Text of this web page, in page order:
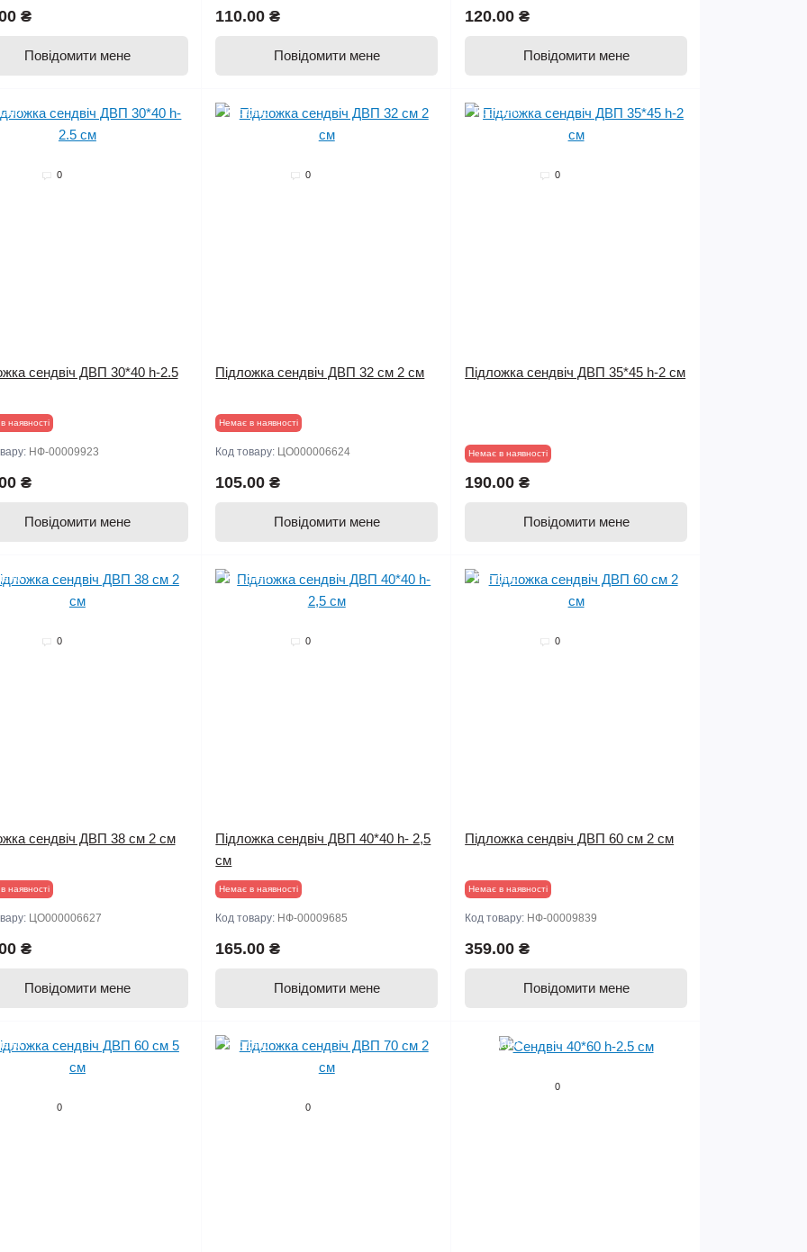
₴
Повідомити мене
110.00 ₴
Повідомити мене
120.00 ₴
Повідомити мене
0
сендвіч ДВП 30*40 h-2.5
наявності
НФ-00009923
₴
Повідомити мене
Продано
0
Підложка сендвіч ДВП 32 см 2 см
Немає в наявності
Код товару: ЦО000006624
105.00 ₴
Повідомити мене
Продано
0
Підложка сендвіч ДВП 35*45 h-2 см
Немає в наявності
190.00 ₴
Повідомити мене
0
сендвіч ДВП 38 см 2 см
наявності
ЦО000006627
₴
Повідомити мене
Продано
0
Підложка сендвіч ДВП 40*40 h- 2,5
см
Немає в наявності
Код товару: НФ-00009685
165.00 ₴
Повідомити мене
Продано
0
Підложка сендвіч ДВП 60 см 2 см
Немає в наявності
Код товару: НФ-00009839
359.00 ₴
Повідомити мене
0
Продано
0
Продано
0